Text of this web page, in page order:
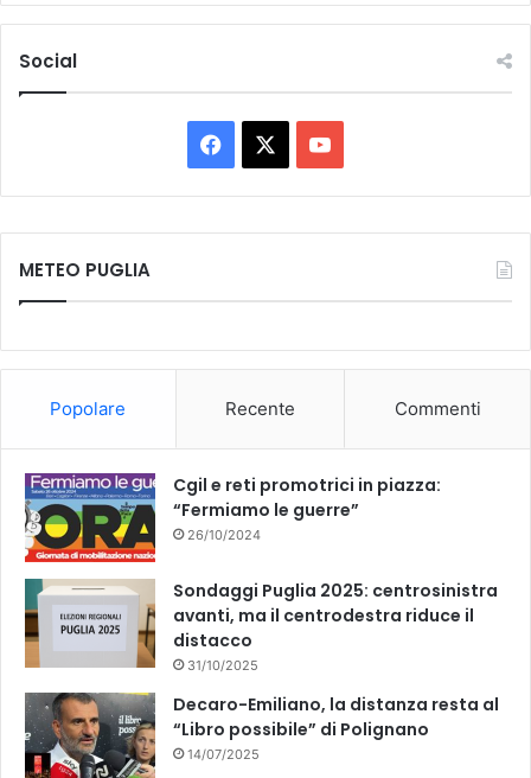
Social
Facebook You
Tube
METEO PUGLIA
Popolare Recente Commenti
Cgil e reti promotrici in piazza:
“Fermiamo le guerre”
26/10/2024
Sondaggi Puglia 2025: centrosinistra
avanti, ma il centrodestra riduce il
distacco
31/10/2025
Decaro-Emiliano, la distanza resta al
“Libro possibile” di Polignano
14/07/2025